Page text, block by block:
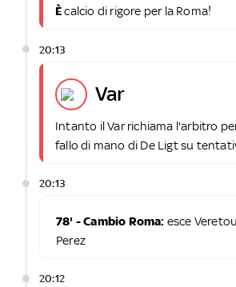
Ècalcio di rigore per la Roma!
20:13
var
Intanto il Var richiama l'arbitro
fallo di mano di De Ligt su
20:13
78' - Cambio Roma: esce
Perez
20:12